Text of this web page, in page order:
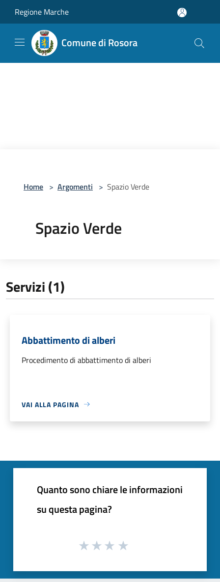
Regione Marche
Comune di Rosora
Home > Argomenti > Spazio Verde
Spazio Verde
Servizi (1)
Abbattimento di alberi
Procedimento di abbattimento di alberi
VAI ALLA PAGINA
Quanto sono chiare le informazioni
su questa pagina?